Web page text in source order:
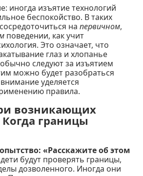
иногда изъятие технологий
беспокойство. В таких
на первичном,
поведении, как учит
Это означает, что
глаз и хлопанье
следуют за изъятием
можно будет разобраться
уделяется
правила.
возникающих
Когда границы
«Расскажите об этом
будут проверять границы,
дозволенного. Иногда они